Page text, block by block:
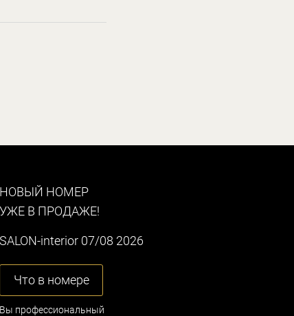
НОВЫЙ НОМЕР
УЖЕ В ПРОДАЖЕ!
SALON-interior 07/08 2026
Что в номере
Вы профессиональный